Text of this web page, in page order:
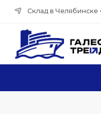
Склад в Челябинске